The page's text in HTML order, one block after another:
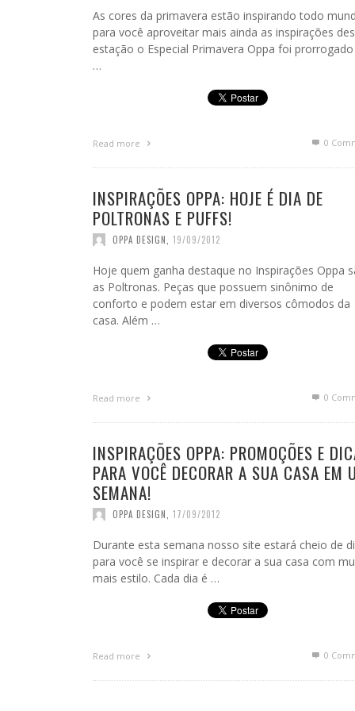
As cores da primavera estão inspirando todo
para você aproveitar mais ainda as inspirações
estação o Especial Primavera Oppa foi
…
Read more 0
INSPIRAÇÕES OPPA: HOJE É DIA DE
POLTRONAS E PUFFS!
OPPA DESIGN 19/09/2012
Hoje quem ganha destaque no Inspirações Oppa
as Poltronas. Peças que possuem sinônimo de
conforto e podem estar em diversos cômodos da
casa. Além …
Read more 0
INSPIRAÇÕES OPPA: PROMOÇÕES E
PARA VOCÊ DECORAR A SUA CASA EM
SEMANA!
OPPA DESIGN 17/09/2012
Durante esta semana nosso site estará cheio de
para você se inspirar e decorar a sua casa com
mais estilo. Cada dia é …
Read more 0